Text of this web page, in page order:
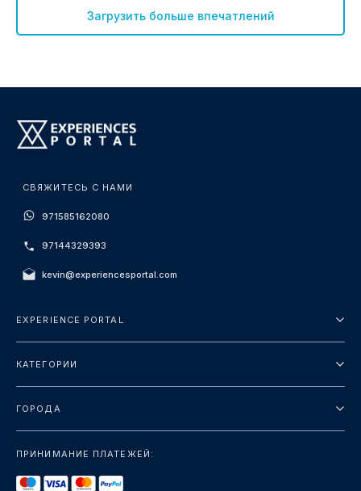
Загрузить больше впечатлений
СВЯЖИТЕСЬ С НАМИ
971585162080
97144329393
kevin@experiencesportal.com
EXPERIENCE PORTAL
Политика конфиденциальности
КАТЕГОРИИ
Ориентиры
Роскошь
ГОРОДА
ПРИНИМАНИЕ ПЛАТЕЖЕЙ: